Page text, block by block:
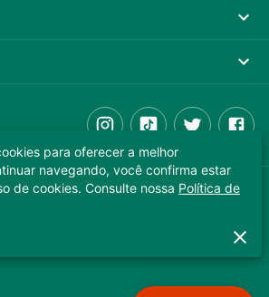
LTDA. CNPJ 37.989.806/0001-64
2025 - Todos os direitos reservados
para oferecer a melhor
navegando, você confirma estar
de cookies. Consulte nossa Política de